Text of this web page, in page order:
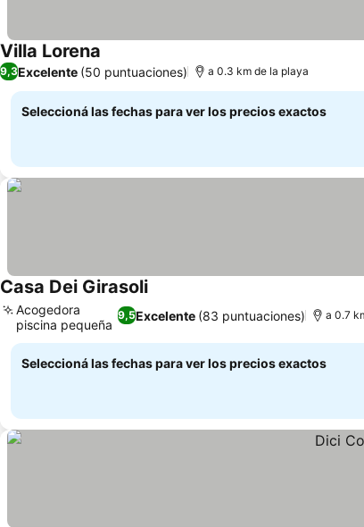
Villa Lorena
9,3Excelente (50 puntuaciones) a 0.3 km de la playa
Seleccioná las fechas para ver los precios exactos
Casa Dei GirasoliVer precios
9,5Excelente (83 puntuaciones)
Acogedora
piscina pequeña
a 0.7
Seleccioná las fechas para ver los precios exactos